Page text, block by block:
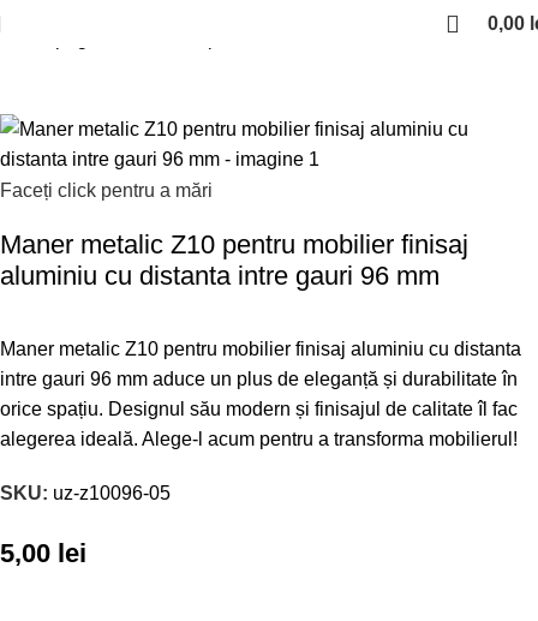
0,00
Faceți click pentru a mări
Maner metalic Z10 pentru mobilier finisaj
aluminiu cu distanta intre gauri 96 mm
Maner metalic Z10 pentru mobilier finisaj aluminiu cu distanta
intre gauri 96 mm aduce un plus de eleganță și durabilitate în
orice spațiu. Designul său modern și finisajul de calitate îl fac
alegerea ideală. Alege-l acum pentru a transforma mobilierul!
SKU: uz-z10096-05
5,00 lei